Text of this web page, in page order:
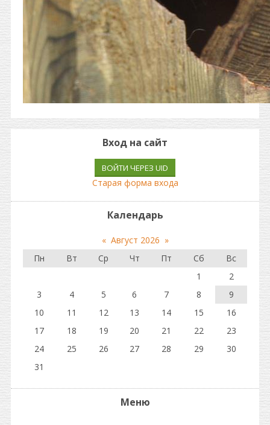
Вход на сайт
ВОЙТИ ЧЕРЕЗ UID
Старая форма входа
Календарь
« Август 2026 »
Пн
Вт Ср Чт Пт Сб
Вс
1
2
3
4 5 6 7 8
9
10
11 12 13 14 15
16
17
18 19 20 21 22
23
24
25 26 27 28 29
30
31
Меню